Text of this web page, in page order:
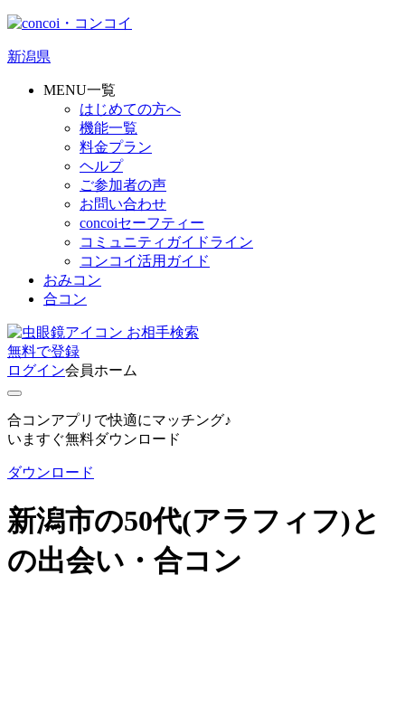
新潟県
MENU一覧
はじめての方へ
機能一覧
料金プラン
ヘルプ
ご参加者の声
お問い合わせ
concoiセーフティー
コミュニティガイドライン
コンコイ活用ガイド
おみコン
合コン
お相手検索
無料で登録
ログイン会員ホーム
合コンアプリで快適にマッチング♪
いますぐ無料ダウンロード
ダウンロード
新潟市の50代(アラフィフ)と
の出会い・合コン